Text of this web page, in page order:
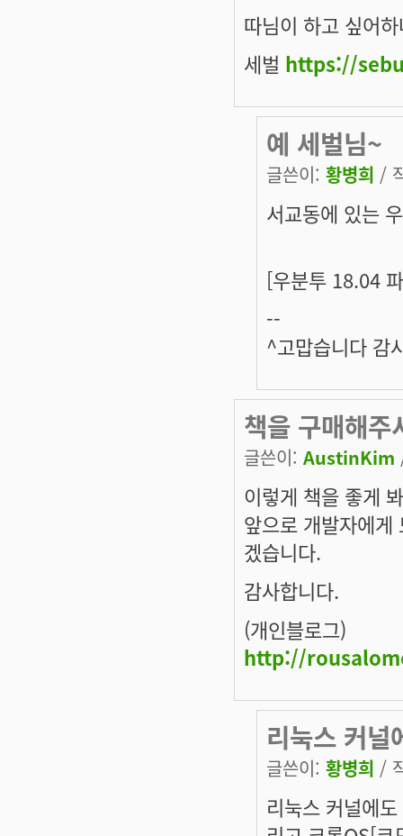
따님이 하고 싶어
세벌 https://
예 세벌님~
글쓴이: 황병희 /
서교동에 있는
[우분투 18.04
--
^고맙습니다 감
책을 구매해주
글쓴이: AustinKim
이렇게 책을 좋게
앞으로 개발자에게
겠습니다.
감사합니다.
(개인블로그)
http://
리눅스 커
글쓴이: 황병희 /
리눅스 커널에